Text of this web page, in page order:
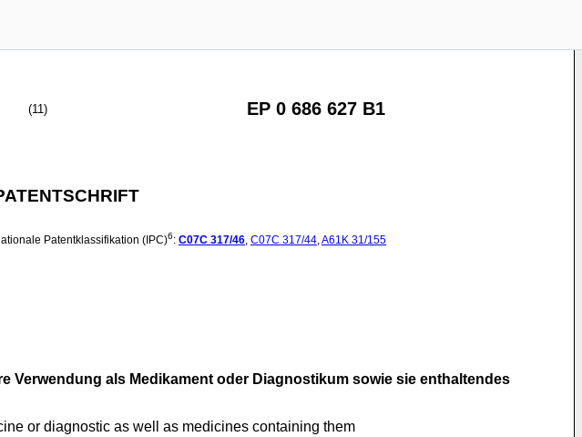
(11) EP 0 686 627 B1
Patentklassifikation (IPC)6: C07C 317/46, C07C 317/44,A61K 31/155
als Medikament oder Diagnostikum sowie sie enthaltendes
or diagnostic as well as medicines containing them